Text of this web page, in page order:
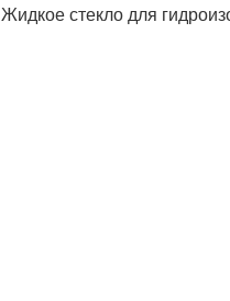
Жидкое стекло для